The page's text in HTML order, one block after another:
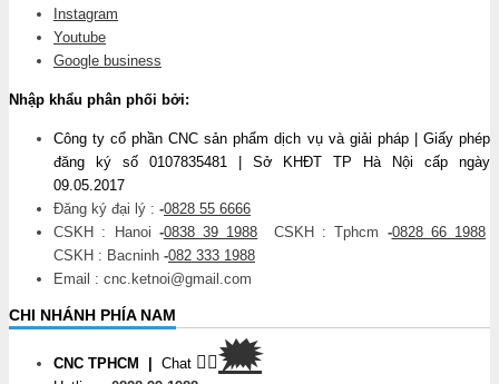
Instagram
Youtube
Google business
Nhập khẩu phân phối bởi:
Công ty cổ phần CNC sản phẩm dịch vụ và giải pháp | Giấy phép
đăng ký số 0107835481 | Sở KHĐT TP Hà Nội cấp ngày
09.05.2017
Đăng ký đại lý : -0828 55 6666
CSKH : Hanoi -0838 39 1988 CSKH : Tphcm -0828 66 1988
CSKH : Bacninh -082 333 1988
Email : cnc.ketnoi@gmail.com
CHI NHÁNH PHÍA NAM
CNC TPHCM Chat 👉🏽🗯